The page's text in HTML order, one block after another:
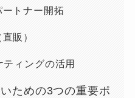
トナー開拓
販）
ィングの活用
ための3つの重要ポ